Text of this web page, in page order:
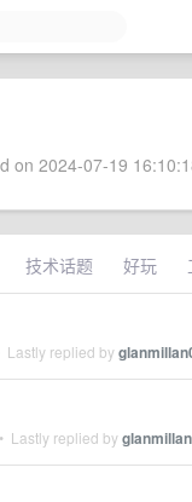
on 2024-07-19
技术话题 好玩
Lastly replied by
• Lastly replied by